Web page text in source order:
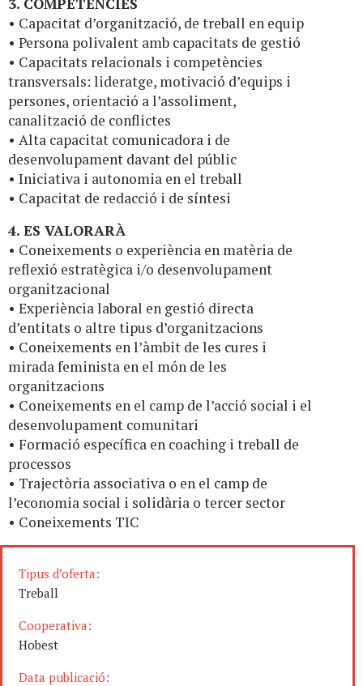
• Capacitat d’organització, de treball en equip
• Persona polivalent amb capacitats de gestió
• Capacitats relacionals i competències
transversals: lideratge, motivació d’equips i
persones, orientació a l’assoliment,
canalització de conflictes
• Alta capacitat comunicadora i de
desenvolupament davant del públic
• Iniciativa i autonomia en el treball
• Capacitat de redacció i de síntesi
4. ES VALORARÀ
• Coneixements o experiència en matèria de
reflexió estratègica i/o desenvolupament
organitzacional
• Experiència laboral en gestió directa
d’entitats o altre tipus d’organitzacions
• Coneixements en l’àmbit de les cures i
mirada feminista en el món de les
organitzacions
• Coneixements en el camp de l’acció social i el
desenvolupament comunitari
• Formació específica en coaching i treball de
processos
• Trajectòria associativa o en el camp de
l’economia social i solidària o tercer sector
• Coneixements TIC
Tipus d’oferta:
Treball
Cooperativa:
Hobest
Data publicació: